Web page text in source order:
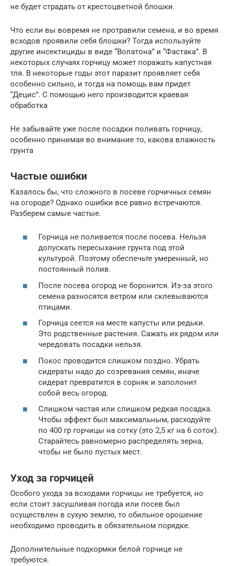
не будет страдать от крестоцветной блошки.
Что если вы вовремя не протравили семена, и во время
всходов проявили себя блошки? Тогда используйте
другие инсектициды в виде “Волатона” и “Фастака”. В
некоторых случаях горчицу может поражать капустная
тля. В некоторые годы этот паразит проявляет себя
особенно сильно, и тогда на помощь вам придет
“Децис”. С помощью него производится краевая
обработка
Не забывайте уже после посадки поливать горчицу,
особенно принимая во внимание то, какова влажность
грунта
Частые ошибки
Казалось бы, что сложного в посеве горчичных семян
на огороде? Однако ошибки все равно встречаются.
Разберем самые частые.
Горчица не поливается после посева. Нельзя
допускать пересыхание грунта под этой
культурой. Поэтому обеспечьте умеренный, но
постоянный полив.
После посева огород не боронится. Из-за этого
семена разносятся ветром или склевываются
птицами.
Горчица сеется на месте капусты или редьки.
Это родственные растения. Сажать их рядом или
чередовать посадки нельзя.
Покос проводится слишком поздно. Убрать
сидераты надо до созревания семян, иначе
сидерат превратится в сорняк и заполонит
собой весь огород.
Слишком частая или слишком редкая посадка.
Чтобы эффект был максимальным, расходуйте
по 400 гр горчицы на сотку (это 2,5 кг на 6 соток).
Старайтесь равномерно распределять зерна,
чтобы не было пустых мест.
Уход за горчицей
Особого ухода за всходами горчицы не требуется, но
если стоит засушливая погода или посев был
осуществлен в сухую землю, то обильное орошение
необходимо проводить в обязательном порядке.
Дополнительные подкормки белой горчице не
требуются.